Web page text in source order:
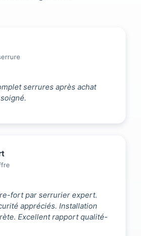
serrures après achat
fort par serrurier expert.
appréciés. Installation
Excellent rapport qualité-